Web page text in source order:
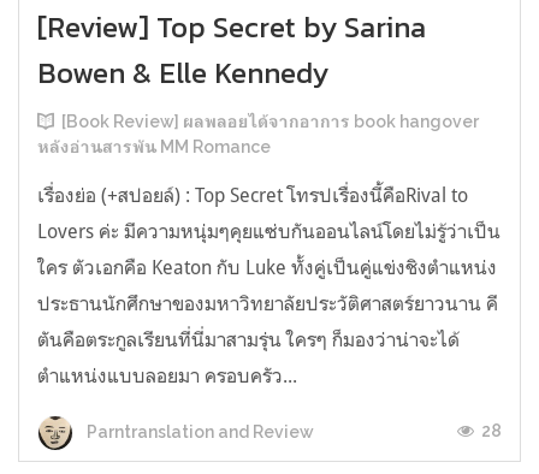
[Review] Top Secret by Sarina
Bowen & Elle Kennedy
[Book Review] ผลพลอยได้จากอาการ book hangover
หลังอ่านสารพัน MM Romance
เรื่องย่อ (+สปอยล์) : Top Secret โทรปเรื่องนี้คือRival to
Lovers ค่ะ มีความหนุ่มๆคุยแซ่บกันออนไลน์โดยไม่รู้ว่าเป็น
ใคร ตัวเอกคือ Keaton กับ Luke ทั้งคู่เป็นคู่แข่งชิงตำแหน่ง
ประธานนักศึกษาของมหาวิทยาลัยประวัติศาสตร์ยาวนาน คี
ตันคือตระกูลเรียนที่นี่มาสามรุ่น ใครๆ ก็มองว่าน่าจะได้
ตำแหน่งแบบลอยมา ครอบครัว...
Parntranslation and Review 28